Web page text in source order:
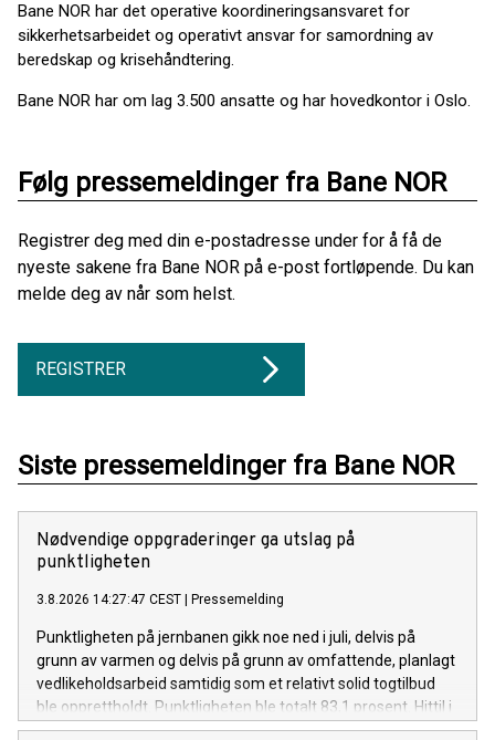
Bane NOR har det operative koordineringsansvaret for
sikkerhetsarbeidet og operativt ansvar for samordning av
beredskap og krisehåndtering.
Bane NOR har om lag 3.500 ansatte og har hovedkontor i Oslo.
Følg pressemeldinger fra Bane NOR
Registrer deg med din e-postadresse under for å få de
nyeste sakene fra Bane NOR på e-post fortløpende. Du kan
melde deg av når som helst.
REGISTRER
Siste pressemeldinger fra Bane NOR
Nødvendige oppgraderinger ga utslag på
punktligheten
3.8.2026 14:27:47 CEST Pressemelding
Punktligheten på jernbanen gikk noe ned i juli, delvis på
grunn av varmen og delvis på grunn av omfattende, planlagt
vedlikeholdsarbeid samtidig som et relativt solid togtilbud
ble opprettholdt. Punktligheten ble totalt 83,1 prosent. Hittil i
år er punktligheten for hele landet 87,5 prosent.